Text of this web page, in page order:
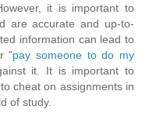
it is important to
are accurate and up-to-
information can lead to
"pay someone to do my
it. It is important to
cheat on assignments in
of study.